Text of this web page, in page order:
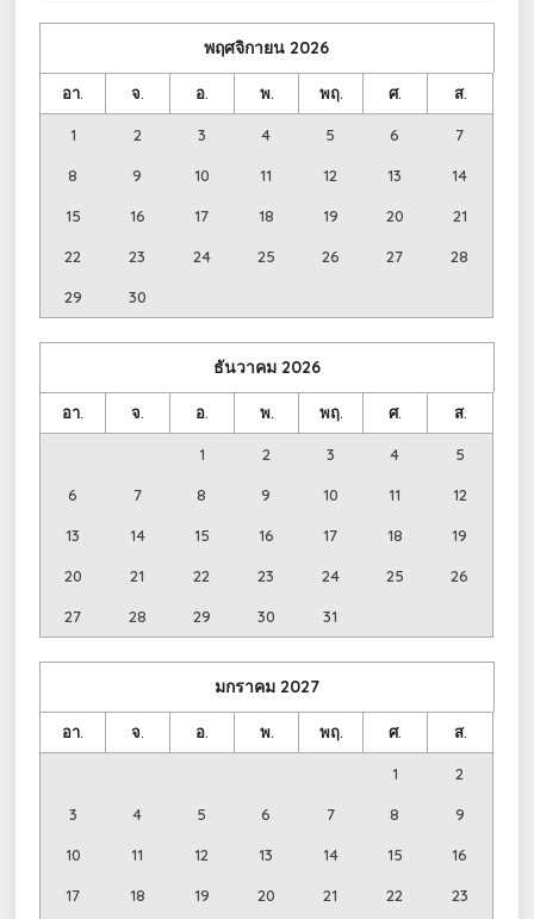
พฤศจิกายน 2026
อา. จ. อ. พ. พฤ. ศ. ส.
1 2 3 4 5 6 7
8 9 10 11 12 13 14
15 16 17 18 19 20 21
22 23 24 25 26 27 28
29 30
ธันวาคม 2026
อา. จ. อ. พ. พฤ. ศ. ส.
1 2 3 4 5
6 7 8 9 10 11 12
13 14 15 16 17 18 19
20 21 22 23 24 25 26
27 28 29 30 31
มกราคม 2027
อา. จ. อ. พ. พฤ. ศ. ส.
1 2
3 4 5 6 7 8 9
10 11 12 13 14 15 16
17 18 19 20 21 22 23